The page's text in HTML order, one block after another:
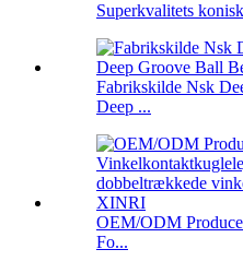
Superkvalitets
Fabrikskilde Nsk
Deep ...
OEM/ODM
Fo...